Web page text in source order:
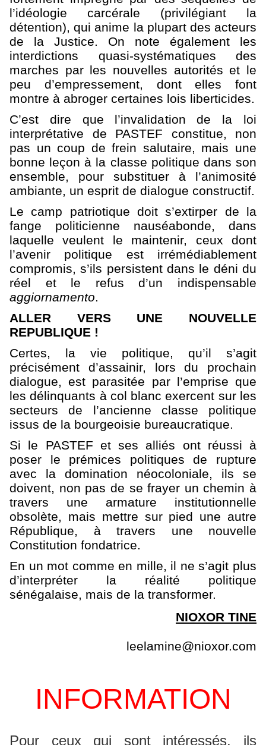
l’idéologie carcérale (privilégiant la
détention), qui anime la plupart des acteurs
de la Justice. On note également les
interdictions quasi-systématiques des
marches par les nouvelles autorités et le
peu d’empressement, dont elles font
montre à abroger certaines lois liberticides.
C’est dire que l’invalidation de la loi
interprétative de PASTEF constitue, non
pas un coup de frein salutaire, mais une
bonne leçon à la classe politique dans son
ensemble, pour substituer à l’animosité
ambiante, un esprit de dialogue constructif.
Le camp patriotique doit s’extirper de la
fange politicienne nauséabonde, dans
laquelle veulent le maintenir, ceux dont
l’avenir politique est irrémédiablement
compromis, s’ils persistent dans le déni du
réel et le refus d’un indispensable
aggiornamento.
ALLER VERS UNE NOUVELLE
REPUBLIQUE !
Certes, la vie politique, qu’il s’agit
précisément d’assainir, lors du prochain
dialogue, est parasitée par l’emprise que
les délinquants à col blanc exercent sur les
secteurs de l’ancienne classe politique
issus de la bourgeoisie bureaucratique.
Si le PASTEF et ses alliés ont réussi à
poser le prémices politiques de rupture
avec la domination néocoloniale, ils se
doivent, non pas de se frayer un chemin à
travers une armature institutionnelle
obsolète, mais mettre sur pied une autre
République, à travers une nouvelle
Constitution fondatrice.
En un mot comme en mille, il ne s’agit plus
d’interpréter la réalité politique
sénégalaise, mais de la transformer.
NIOXOR TINE
leelamine@nioxor.com
INFORMATION
Pour ceux qui sont intéressés, ils